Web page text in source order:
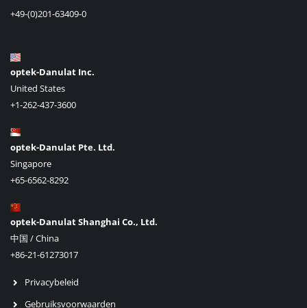
+49-(0)201-63409-0
optek-Danulat Inc.
United States
+1-262-437-3600
optek-Danulat Pte. Ltd.
Singapore
+65-6562-8292
optek-Danulat Shanghai Co., Ltd.
中国 / China
+86-21-61273017
Privacybeleid
Gebruiksvoorwaarden